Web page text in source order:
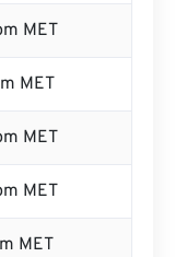
MET
MET
MET
MET
MET